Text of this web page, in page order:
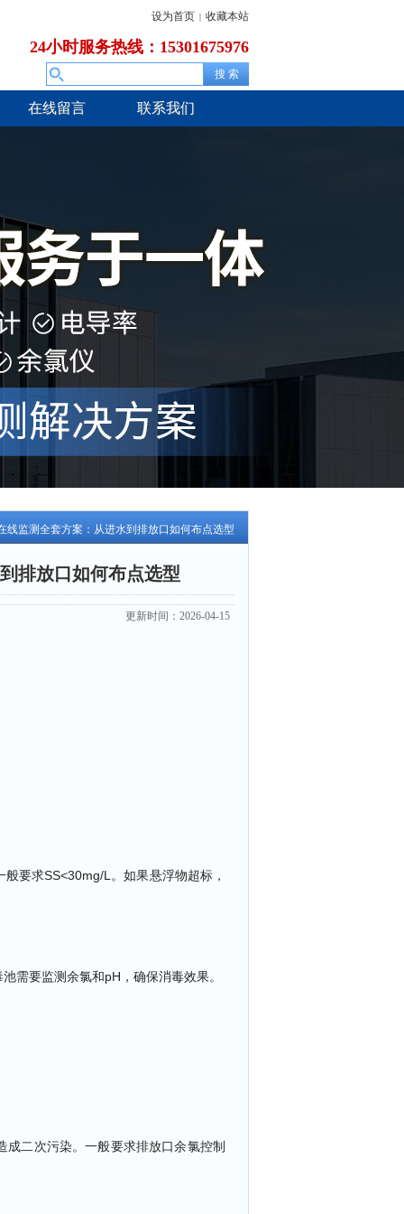
设为首页 | 收藏本站
24小时服务热线：15301675976
在线留言 联系我们
线监测全套方案：从进水到排放口如何布点选型
排放口如何布点选型
更新时间：2026-04-15
要求SS<30mg/L。如果悬浮物超标，
需要监测余氯和pH，确保消毒效果。
二次污染。一般要求排放口余氯控制